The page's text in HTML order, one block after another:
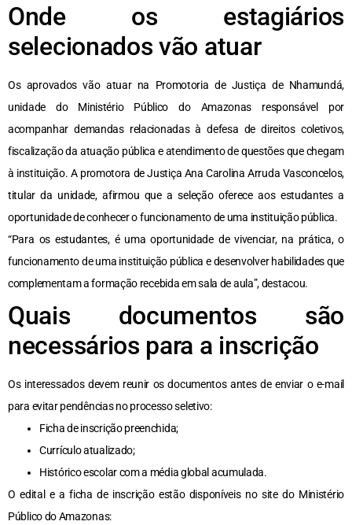
Onde os estagiários
selecionados vão atuar
Os aprovados vão atuar na Promotoria de Justiça de Nhamundá,
unidade do Ministério Público do Amazonas responsável por
acompanhar demandas relacionadas à defesa de direitos coletivos,
fiscalização da atuação pública e atendimento de questões que chegam
à instituição. A promotora de Justiça Ana Carolina Arruda Vasconcelos,
titular da unidade, afirmou que a seleção oferece aos estudantes a
oportunidade de conhecer o funcionamento de uma instituição pública.
“Para os estudantes, é uma oportunidade de vivenciar, na prática, o
funcionamento de uma instituição pública e desenvolver habilidades que
complementam a formação recebida em sala de aula”, destacou.
Quais documentos são
necessários para a inscrição
Os interessados devem reunir os documentos antes de enviar o e-mail
para evitar pendências no processo seletivo:
Ficha de inscrição preenchida;
Currículo atualizado;
Histórico escolar com a média global acumulada.
O edital e a ficha de inscrição estão disponíveis no site do Ministério
Público do Amazonas: